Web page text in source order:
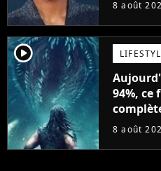
8 août
player2
94%,
science-
8 août